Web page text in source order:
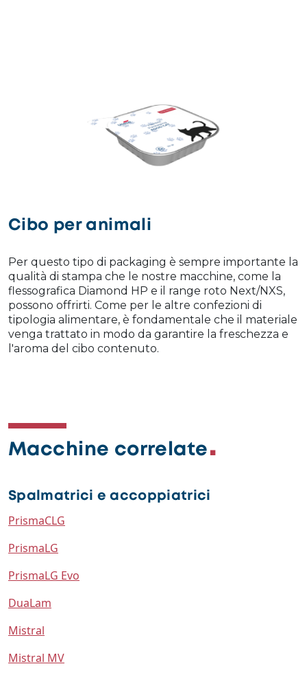
Cibo per animali
Per questo tipo di packaging è sempre importante la
qualità di stampa che le nostre macchine, come la
flessografica Diamond HP e il range roto Next/NXS,
possono offrirti. Come per le altre confezioni di
tipologia alimentare, è fondamentale che il materiale
venga trattato in modo da garantire la freschezza e
l'aroma del cibo contenuto.
Macchine correlate
Spalmatrici e accoppiatrici
PrismaCLG
PrismaLG
PrismaLG Evo
DuaLam
Mistral
Mistral MV